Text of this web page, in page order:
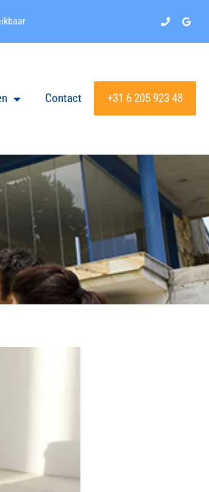
Contact +31 6 205 923 48